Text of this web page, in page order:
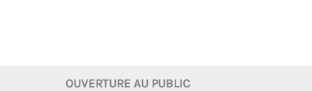
OUVERTURE AU PUBLIC